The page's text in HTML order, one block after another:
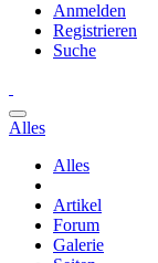
Anmelden
Registrieren
Suche
Alles
Alles
Artikel
Forum
Galerie